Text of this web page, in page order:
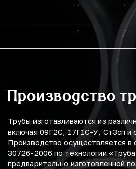
- -
- -
Производство
Трубы изготавливаются из
включая 09Г2С, 17Г1С-У, Ст3сп и
Производство осуществляется в
30726-2006 по технологии
предварительно изготовленной